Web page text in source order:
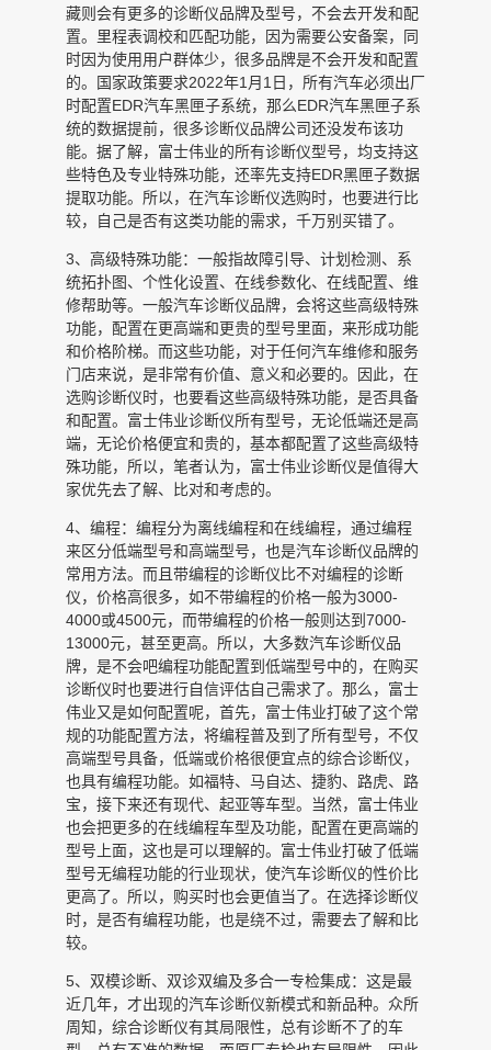
藏则会有更多的诊断仪品牌及型号，不会去开发和配
置。里程表调校和匹配功能，因为需要公安备案，同
时因为使用用户群体少，很多品牌是不会开发和配置
的。国家政策要求2022年1月1日，所有汽车必须出厂
时配置EDR汽车黑匣子系统，那么EDR汽车黑匣子系
统的数据提前，很多诊断仪品牌公司还没发布该功
能。据了解，富士伟业的所有诊断仪型号，均支持这
些特色及专业特殊功能，还率先支持EDR黑匣子数据
提取功能。所以，在汽车诊断仪选购时，也要进行比
较，自己是否有这类功能的需求，千万别买错了。
3、高级特殊功能：一般指故障引导、计划检测、系
统拓扑图、个性化设置、在线参数化、在线配置、维
修帮助等。一般汽车诊断仪品牌，会将这些高级特殊
功能，配置在更高端和更贵的型号里面，来形成功能
和价格阶梯。而这些功能，对于任何汽车维修和服务
门店来说，是非常有价值、意义和必要的。因此，在
选购诊断仪时，也要看这些高级特殊功能，是否具备
和配置。富士伟业诊断仪所有型号，无论低端还是高
端，无论价格便宜和贵的，基本都配置了这些高级特
殊功能，所以，笔者认为，富士伟业诊断仪是值得大
家优先去了解、比对和考虑的。
4、编程：编程分为离线编程和在线编程，通过编程
来区分低端型号和高端型号，也是汽车诊断仪品牌的
常用方法。而且带编程的诊断仪比不对编程的诊断
仪，价格高很多，如不带编程的价格一般为3000-
4000或4500元，而带编程的价格一般则达到7000-
13000元，甚至更高。所以，大多数汽车诊断仪品
牌，是不会吧编程功能配置到低端型号中的，在购买
诊断仪时也要进行自信评估自己需求了。那么，富士
伟业又是如何配置呢，首先，富士伟业打破了这个常
规的功能配置方法，将编程普及到了所有型号，不仅
高端型号具备，低端或价格很便宜点的综合诊断仪，
也具有编程功能。如福特、马自达、捷豹、路虎、路
宝，接下来还有现代、起亚等车型。当然，富士伟业
也会把更多的在线编程车型及功能，配置在更高端的
型号上面，这也是可以理解的。富士伟业打破了低端
型号无编程功能的行业现状，使汽车诊断仪的性价比
更高了。所以，购买时也会更值当了。在选择诊断仪
时，是否有编程功能，也是绕不过，需要去了解和比
较。
5、双模诊断、双诊双编及多合一专检集成：这是最
近几年，才出现的汽车诊断仪新模式和新品种。众所
周知，综合诊断仪有其局限性，总有诊断不了的车